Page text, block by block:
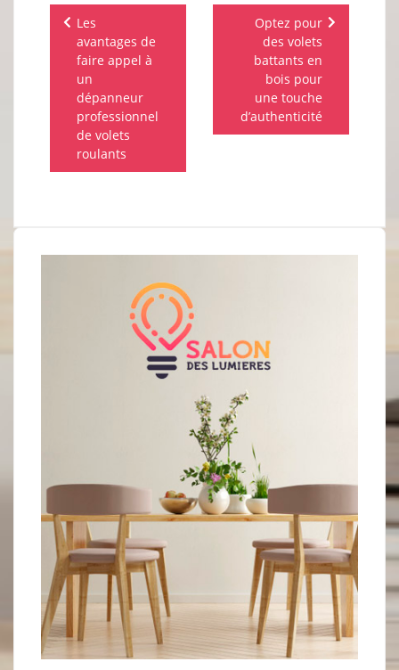
Navigation
l’article
Les
avantages de
faire appel à
un
dépanneur
professionnel
de volets
roulants
Optez pour
des volets
battants en
bois pour
une touche
d’authenticité